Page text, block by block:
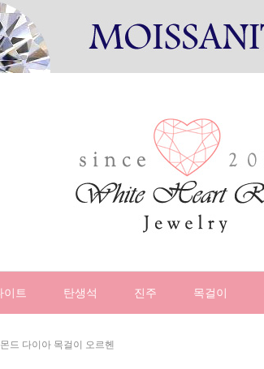
이트 탄생석 진주 목걸이
드 다이아 목걸이 오르헨